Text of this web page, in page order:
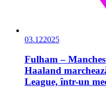
03.122025
Fulham –
Haaland
League, într-un